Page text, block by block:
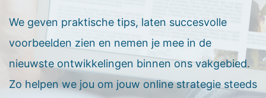
We geven praktische tips, laten succesvolle
voorbeelden zien en nemen je mee in de
nieuwste ontwikkelingen binnen ons vakgebied.
Zo helpen we jou om jouw online strategie steeds